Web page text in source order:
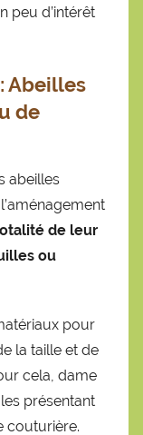
peu d’intérêt
:Abeilles
de
abeilles
de leur
ou
pour
la taille et de
cela, dame
présentant
couturière.